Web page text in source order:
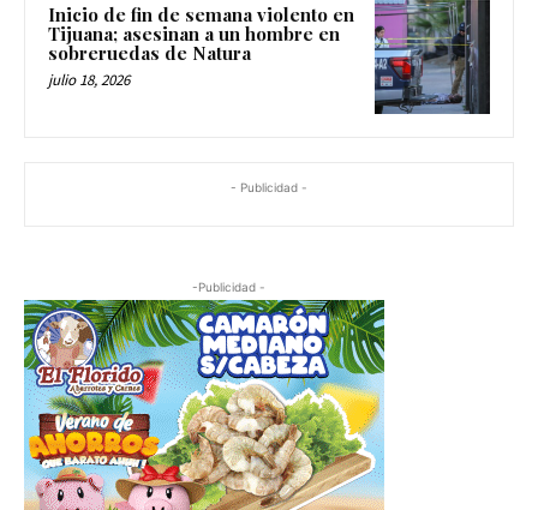
Inicio de fin de semana violento en
Tijuana; asesinan a un hombre en
sobreruedas de Natura
julio 18, 2026
- Publicidad -
-Publicidad -